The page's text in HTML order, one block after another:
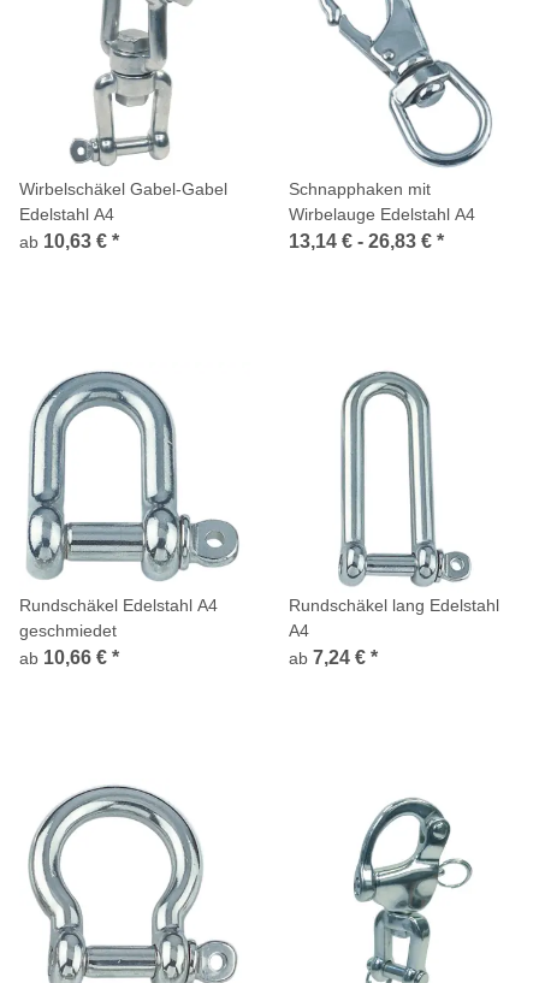
Wirbelschäkel Gabel-Gabel
Edelstahl A4
ab 10,63 € *
Schnapphaken mit
Wirbelauge Edelstahl A4
13,14 € - 26,83 € *
Rundschäkel Edelstahl A4
geschmiedet
ab 10,66 € *
Rundschäkel lang Edelstahl
A4
ab 7,24 € *